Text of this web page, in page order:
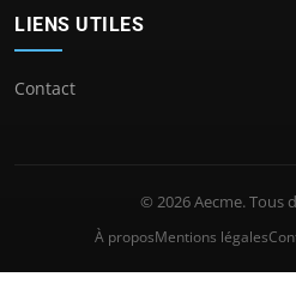
LIENS UTILES
Contact
© 2026 Aecme. Tous
À proposMentions légales